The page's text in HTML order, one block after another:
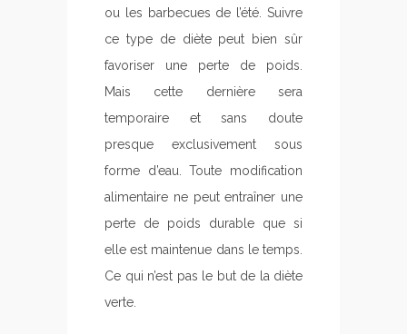
ou les barbecues de l’été. Suivre
ce type de diète peut bien sûr
favoriser une perte de poids.
Mais cette dernière sera
temporaire et sans doute
presque exclusivement sous
forme d’eau. Toute modification
alimentaire ne peut entraîner une
perte de poids durable que si
elle est maintenue dans le temps.
Ce qui n’est pas le but de la diète
verte.